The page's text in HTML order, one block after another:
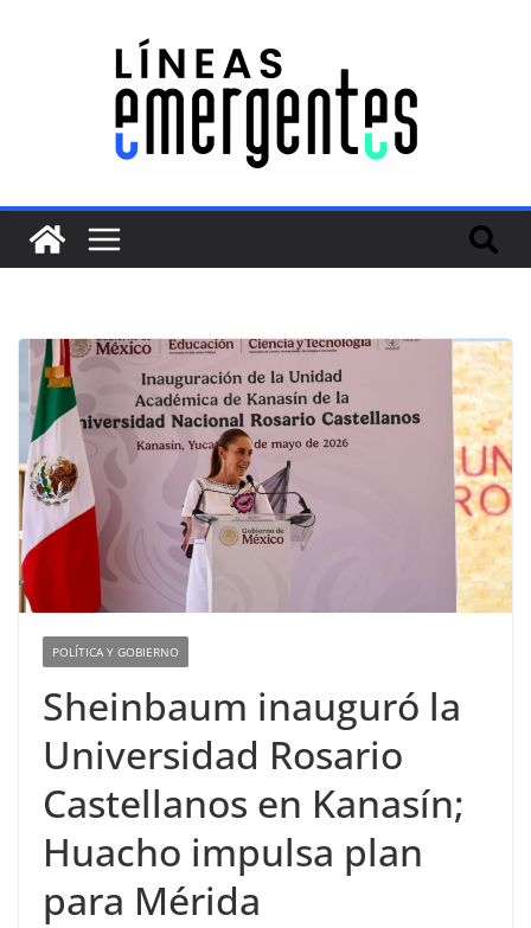
POLÍTICA Y GOBIERNO
Sheinbaum inauguró la
Universidad Rosario
Castellanos en Kanasín;
Huacho impulsa plan
para Mérida